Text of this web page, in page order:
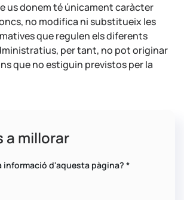
us donem té únicament caràcter
no modifica ni substitueix les
que regulen els diferents
per tant, no pot originar
que no estiguin previstos per la
a millorar
informació d'aquesta pàgina? *